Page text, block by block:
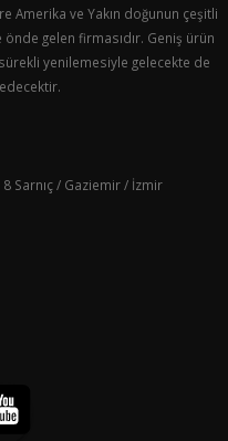
Amerika ve Yakın doğunun çeşitli
gelen firmasıdır. Geniş ürün
yenilemesiyle gelecekte de
Sarnıç / Gaziemir / İzmir